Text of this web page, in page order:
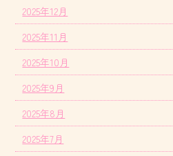
2025年12月
2025年11月
2025年10月
2025年9月
2025年8月
2025年7月